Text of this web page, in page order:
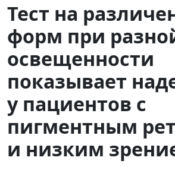
Тест на
форм при
освещенности
показывает
у пациентов с
пигментным
и низким